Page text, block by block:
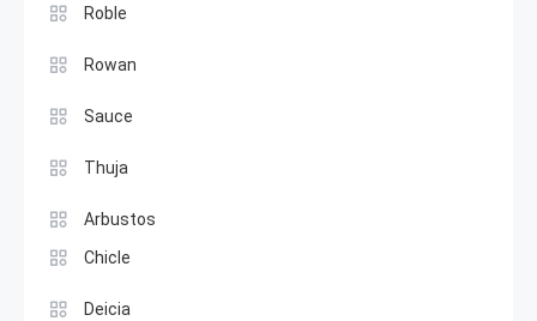
Roble
Rowan
Sauce
Thuja
Arbustos
Chicle
Deicia